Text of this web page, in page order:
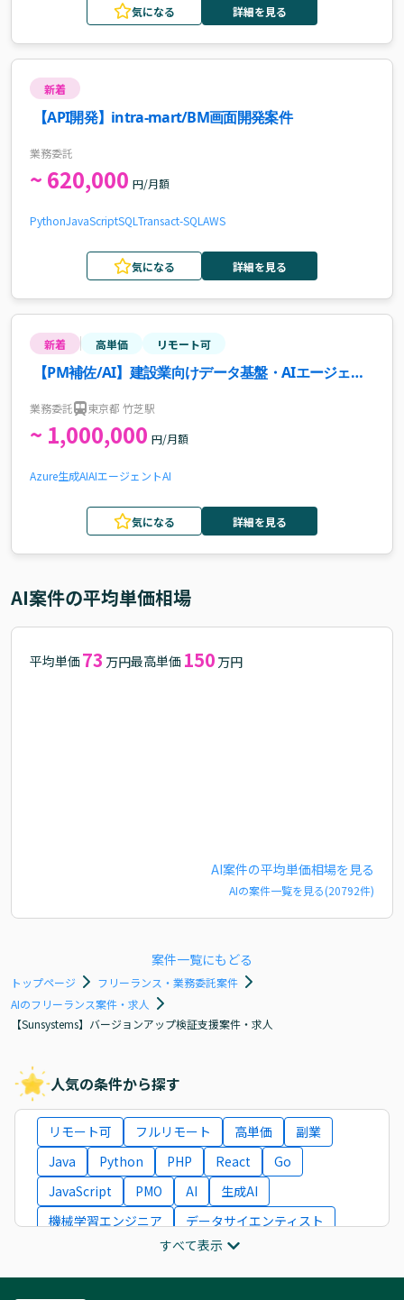
気になる 詳細を見る
新着
【API開発】intra-mart/BM画面開発案件
業務委託
~ 620,000 円/月額
PythonJavaScriptSQL Transact-SQL AWS
気になる 詳細を見る
新着 高単価 リモート可
【PM補佐/AI】建設業向けデータ基盤・AIエージェン
業務委託 東京都 竹芝駅
~ 1,000,000 円/月額
Azure生成AIAIエージェントAI
気になる 詳細を見る
AI案件の平均単価相場
平均単価 73 万円最高単価 150 万円
AI案件の平均単価相場を見る
AIの案件一覧を見る(20792件)
案件一覧にもどる
トップページ
フリーランス・業務委託案件
AIのフリーランス案件・求人
【Sunsystems】バージョンアップ検証支援案件・求人
人気の条件から探す
リモート可 フルリモート 高単価
副業
Java
Python PHP React
Go
JavaScript
PMO AI
生成AI
機械学習エンジニア
データサイエンティスト
ITコンサルタント
フロントエンドエンジニア
すべて表示